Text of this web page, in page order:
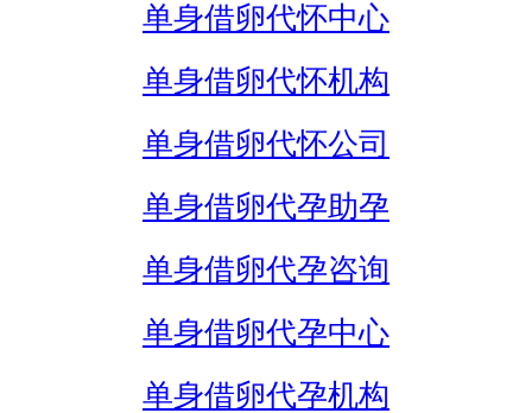
单身借卵代怀中心
单身借卵代怀机构
单身借卵代怀公司
单身借卵代孕助孕
单身借卵代孕咨询
单身借卵代孕中心
单身借卵代孕机构